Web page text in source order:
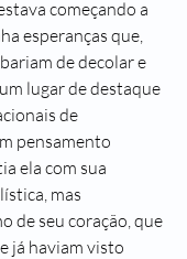
começando a
esperanças que,
de decolar e
lugar de destaque
de
pensamento
ela com sua
mas
de seu coração, que
já haviam visto